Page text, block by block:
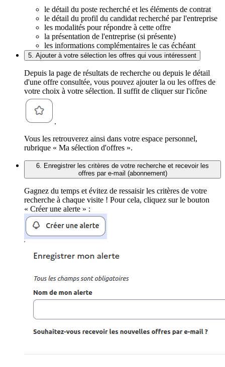
le détail du poste recherché et les éléments de contrat
le détail du profil du candidat recherché par l'entreprise
les modalités pour répondre à cette offre
la présentation de l'entreprise (si présente)
les informations complémentaires le cas échéant
5. Ajouter à votre sélection les offres qui vous intéressent
Depuis la page de résultats de recherche ou depuis le détail
d'une offre consultée, vous pouvez ajouter la ou les offres de
votre choix à votre sélection. Il suffit de cliquer sur l'icône
.
Vous les retrouverez ainsi dans votre espace personnel,
rubrique « Ma sélection d'offres ».
6. Enregistrer les critères de votre recherche et recevoir les
offres par e-mail (abonnement)
Gagnez du temps et évitez de ressaisir les critères de votre
recherche à chaque visite ! Pour cela, cliquez sur le bouton
« Créer une alerte » :